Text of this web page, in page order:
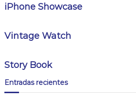
iPhone Showcase
Vintage Watch
Story Book
Entradas recientes